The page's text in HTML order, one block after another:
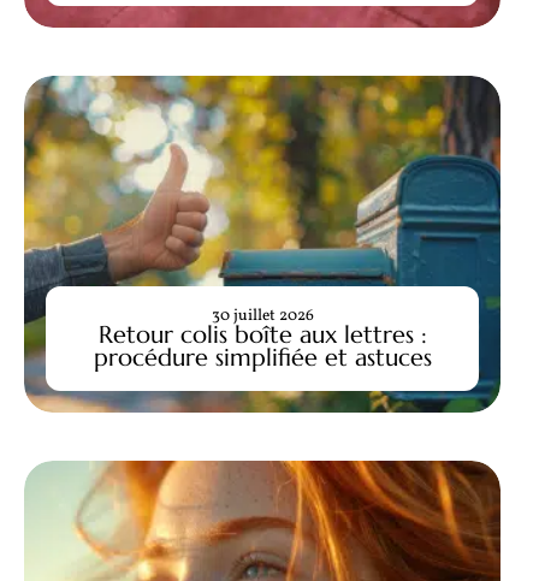
Retour colis boîte aux lettres :
procédure simplifiée et astuces
30 juillet 2026